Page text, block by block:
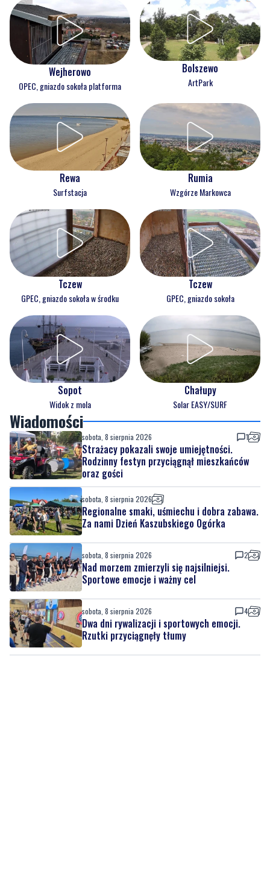
Wejherowo
OPEC, gniazdo sokoła platforma
Bolszewo
ArtPark
Rewa
Surfstacja
Rumia
Wzgórze Markowca
Tczew
GPEC, gniazdo sokoła w środku
Tczew
GPEC, gniazdo sokoła
Sopot
Widok z mola
Chałupy
Solar EASY/SURF
Wiadomości
sobota, 8 sierpnia 2026 1
Strażacy pokazali swoje umiejętności.
Rodzinny festyn przyciągnął mieszkańców
oraz gości
sobota, 8 sierpnia 2026
Regionalne smaki, uśmiechu i dobra zabawa.
Za nami Dzień Kaszubskiego Ogórka
sobota, 8 sierpnia 2026 2
Nad morzem zmierzyli się najsilniejsi.
Sportowe emocje i ważny cel
sobota, 8 sierpnia 2026 4
Dwa dni rywalizacji i sportowych emocji.
Rzutki przyciągnęły tłumy